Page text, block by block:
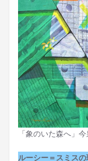
「象のいた森へ」
ルーシー＝スミス